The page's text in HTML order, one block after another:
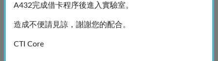
A432完成借卡程序後進入實驗室。
造成不便請見諒，謝謝您的配合。
CTI Core